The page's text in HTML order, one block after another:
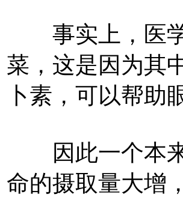
事实上，医学
菜，这是因为其
卜素，可以帮助
因此一个本来
命的摄取量大增